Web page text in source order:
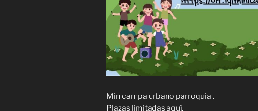
Minicampa urbano parroquial.
Plazas limitadasaquí.